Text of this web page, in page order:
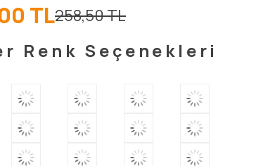
258,50 TL
TL
Renk Seçenekleri